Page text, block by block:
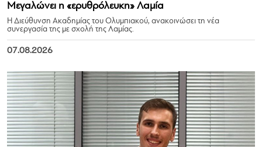
Μεγαλώνει η «ερυθρόλευκη» Λαμία
Η Διεύθυνση Ακαδημίας του Ολυμπιακού, ανακοινώσει τη νέα
συνεργασία της με σχολή της Λαμίας.
07.08.2026